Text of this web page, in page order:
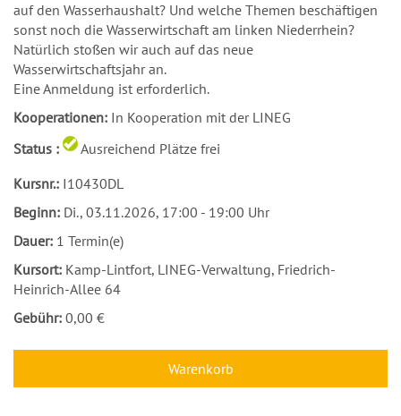
auf den Wasserhaushalt? Und welche Themen beschäftigen
sonst noch die Wasserwirtschaft am linken Niederrhein?
Natürlich stoßen wir auch auf das neue
Wasserwirtschaftsjahr an.
Eine Anmeldung ist erforderlich.
Kooperationen: In Kooperation mit der LINEG
Status :
Ausreichend Plätze frei
Kursnr.: I10430DL
Beginn: Di., 03.11.2026, 17:00 - 19:00 Uhr
Dauer: 1 Termin(e)
Kursort: Kamp-Lintfort, LINEG-Verwaltung, Friedrich-
Heinrich-Allee 64
Gebühr: 0,00 €
Warenkorb